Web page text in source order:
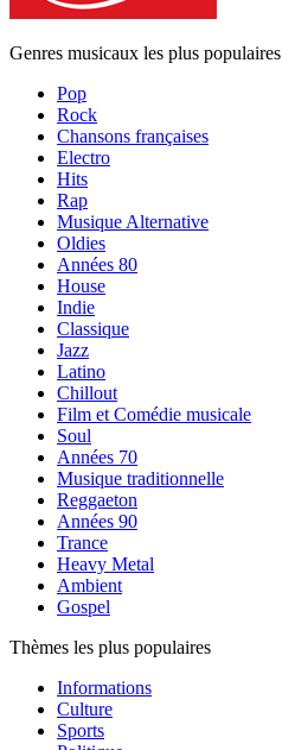
Genres musicaux les plus populaires
Pop
Rock
Chansons françaises
Electro
Hits
Rap
Musique Alternative
Oldies
Années 80
House
Indie
Classique
Jazz
Latino
Chillout
Film et Comédie musicale
Soul
Années 70
Musique traditionnelle
Reggaeton
Années 90
Trance
Heavy Metal
Ambient
Gospel
Thèmes les plus populaires
Informations
Culture
Sports